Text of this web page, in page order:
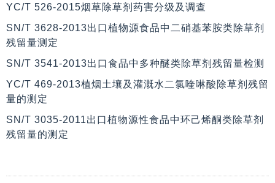
YC/T 526-2015烟草除草剂药害分级及调查
SN/T 3628-2013出口植物源食品中二硝基苯胺类除草剂
残留量测定
SN/T 3541-2013出口食品中多种醚类除草剂残留量检测
YC/T 469-2013植烟土壤及灌溉水二氯喹啉酸除草剂残留
量的测定
SN/T 3035-2011出口植物源性食品中环己烯酮类除草剂
残留量的测定